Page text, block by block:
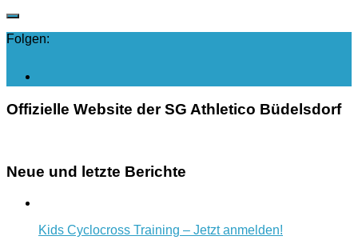
Folgen:
Offizielle Website der SG Athletico Büdelsdorf
Neue und letzte Berichte
Kids Cyclocross Training – Jetzt anmelden!